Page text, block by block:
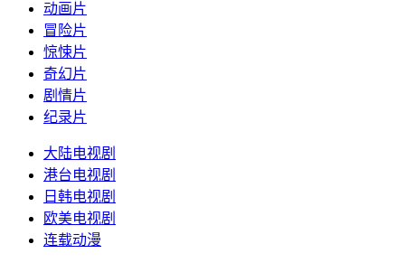
动画片
冒险片
惊悚片
奇幻片
剧情片
纪录片
大陆电视剧
港台电视剧
日韩电视剧
欧美电视剧
连载动漫